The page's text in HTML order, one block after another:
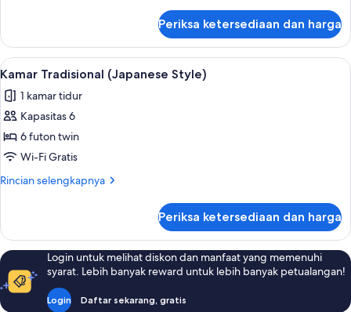
(Japanese
Style)
Kamar
Bisnis,
1
tidur
(Japanese
Periksa ketersediaan dan harga
Lihat
semua
foto
untuk
Kamar
Tradisional
(Japanese
Kamar Tradisional (Japanese Style)
1
Kamar Tradisional (Japanese Style)
1 kamar tidur
Kapasitas 6
6 futon twin
Wi-Fi Gratis
Rincian selengkapnya
Rincian
Kamar
Tradisional
(Japanese
Style)
Periksa ketersediaan dan harga
Login untuk melihat diskon dan manfaat yang memenuhi
syarat. Lebih banyak reward untuk lebih banyak petualangan!
Login Daftar sekarang, gratis